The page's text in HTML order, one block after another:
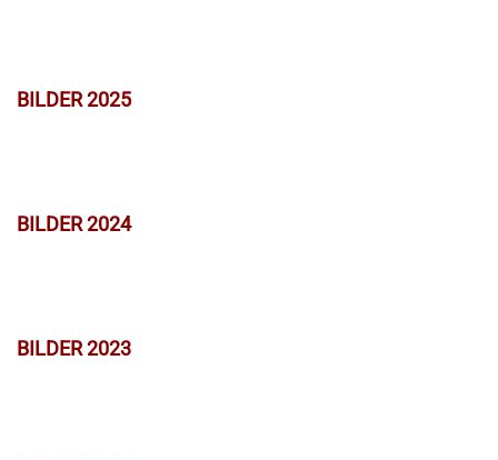
BILDER 2025
BILDER 2024
BILDER 2023